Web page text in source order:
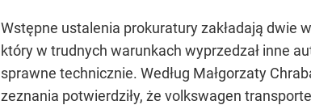
Wstępne ustalenia prokuratury zakładają dwie
który w trudnych warunkach wyprzedzał inne
sprawne technicznie. Według Małgorzaty
zeznania potwierdziły, że volkswagen